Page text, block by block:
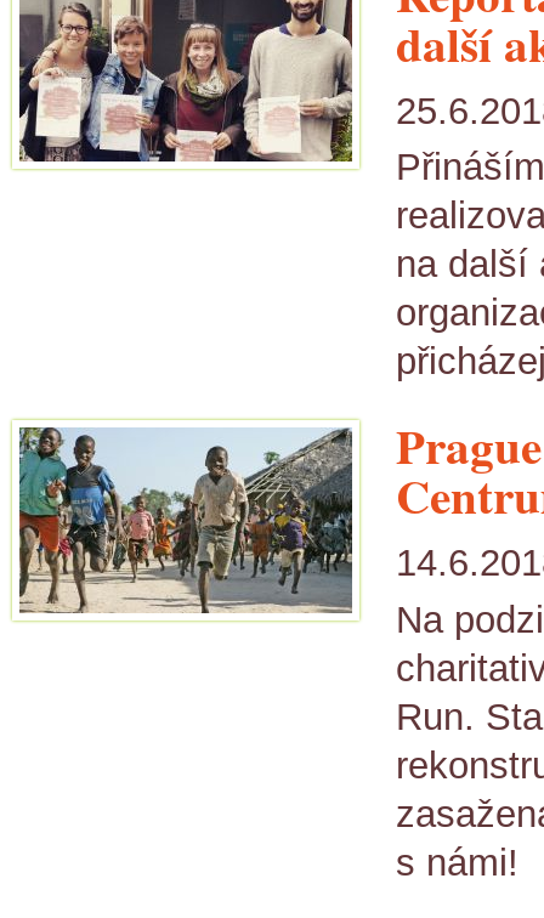
další
na další
Na
Run.
s